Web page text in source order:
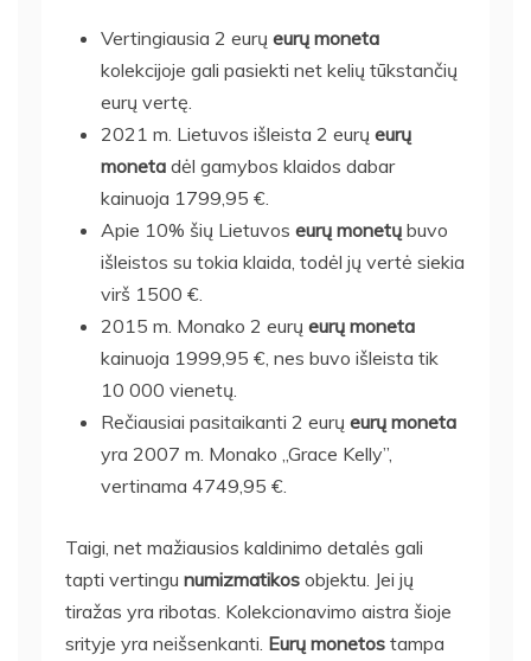
Vertingiausia 2 eurų eurų moneta
kolekcijoje gali pasiekti net kelių tūkstančių
eurų vertę.
2021 m. Lietuvos išleista 2 eurų eurų
moneta dėl gamybos klaidos dabar
kainuoja 1799,95 €.
Apie 10% šių Lietuvos eurų monetų buvo
išleistos su tokia klaida, todėl jų vertė siekia
virš 1500 €.
2015 m. Monako 2 eurų eurų moneta
kainuoja 1999,95 €, nes buvo išleista tik
10 000 vienetų.
Rečiausiai pasitaikanti 2 eurų eurų moneta
yra 2007 m. Monako „Grace Kelly”,
vertinama 4749,95 €.
Taigi, net mažiausios kaldinimo detalės gali
tapti vertingu numizmatikos objektu. Jei jų
tiražas yra ribotas. Kolekcionavimo aistra šioje
srityje yra neišsenkanti. Eurų monetos tampa